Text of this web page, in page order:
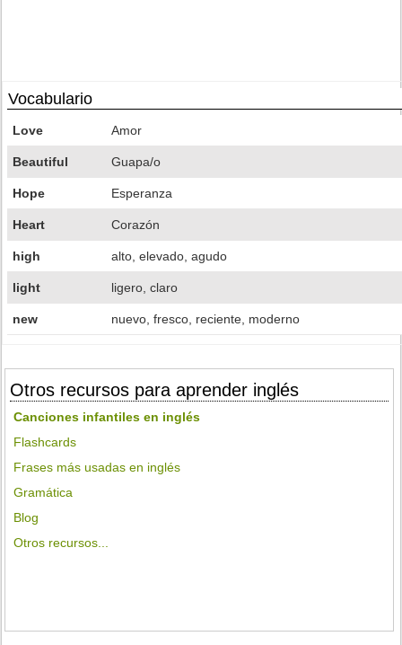
Vocabulario
Love Amor
Beautiful Guapa/o
Hope Esperanza
Heart Corazón
high alto, elevado, agudo
light ligero, claro
new nuevo, fresco, reciente, moderno
Otros recursos para aprender inglés
Canciones infantiles en inglés
Flashcards
Frases más usadas en inglés
Gramática
Blog
Otros recursos...